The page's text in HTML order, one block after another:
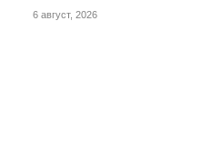
6 август, 2026